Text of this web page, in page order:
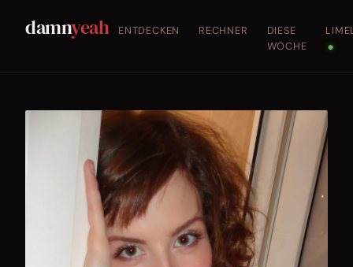
damnyeah ENTDECKEN RECHNER
DIESE
WOCHE
●